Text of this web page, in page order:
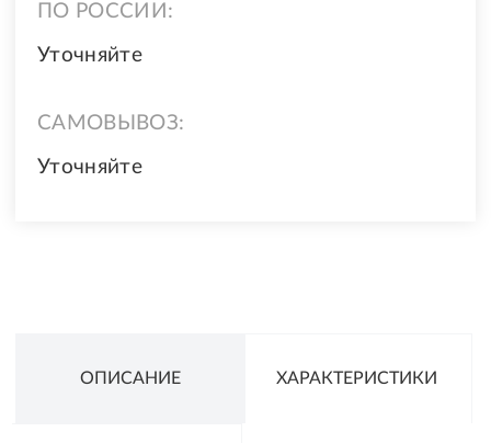
ПО РОССИИ:
Уточняйте
САМОВЫВОЗ:
Уточняйте
ОПИСАНИЕ ХАРАКТЕРИСТИКИ